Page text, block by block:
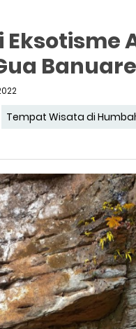
Tempat Wisata di